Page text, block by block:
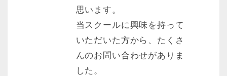
思います。
当スクールに興味を持って
いただいた方から、たくさ
んのお問い合わせがありま
した。